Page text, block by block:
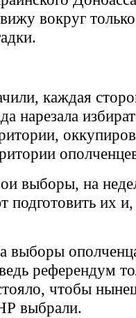
вокруг только
каждая
нарезала
выборы, на
подготовить их
выборы
референдум
чтобы
выбрали.